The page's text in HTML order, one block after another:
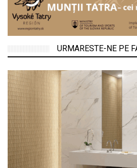
URMARESTE-NE PE